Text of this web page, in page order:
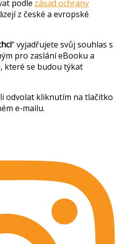
podle zásad ochrany
z české a evropské
“ vyjadřujete svůj souhlas s
pro zaslání eBooku a
které se budou týkat
odvolat kliknutím na tlačítko
e-mailu.